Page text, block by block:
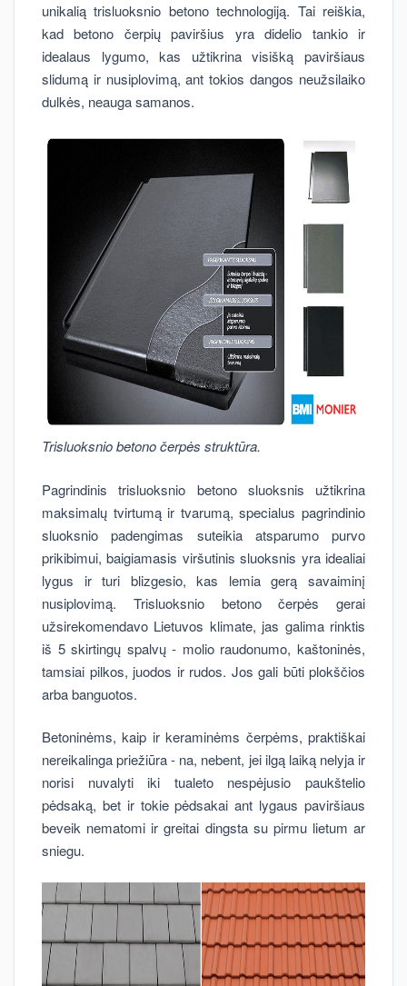
unikalią trisluoksnio betono technologiją. Tai reiškia,
kad betono čerpių paviršius yra didelio tankio ir
idealaus lygumo, kas užtikrina visišką paviršiaus
slidumą ir nusiplovimą, ant tokios dangos neužsilaiko
dulkės, neauga samanos.
Trisluoksnio betono čerpės struktūra.
Pagrindinis trisluoksnio betono sluoksnis užtikrina
maksimalų tvirtumą ir tvarumą, specialus pagrindinio
sluoksnio padengimas suteikia atsparumo purvo
prikibimui, baigiamasis viršutinis sluoksnis yra idealiai
lygus ir turi blizgesio, kas lemia gerą savaiminį
nusiplovimą. Trisluoksnio betono čerpės gerai
užsirekomendavo Lietuvos klimate, jas galima rinktis
iš 5 skirtingų spalvų - molio raudonumo, kaštoninės,
tamsiai pilkos, juodos ir rudos. Jos gali būti plokščios
arba banguotos.
Betoninėms, kaip ir keraminėms čerpėms, praktiškai
nereikalinga priežiūra - na, nebent, jei ilgą laiką nelyja ir
norisi nuvalyti iki tualeto nespėjusio paukštelio
pėdsaką, bet ir tokie pėdsakai ant lygaus paviršiaus
beveik nematomi ir greitai dingsta su pirmu lietum ar
sniegu.